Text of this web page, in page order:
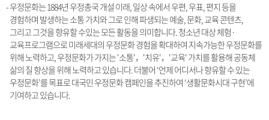
- 우정문화는 1884년 우정총국 개설 이래, 일상 속에서 우편, 우표, 편지 등을
경험하며 발생하는 소통 가치와 그로 인해 파생되는 예술, 문화, 교육 콘텐츠,
그리고 그것을 향유할 수있는 모든 활동을 의미합니다. 청소년 대상 체험·
교육프로그램으로 미래세대의 우정문화 경험을 확대하여 지속가능한 우정문화를
위해 노력하고, 우정문화가 가지는 '소통'，'치유'，'교육' 가치를 활용해 공동체
삶의 질 향상을 위해 노력하고 있습니다. 더불어 ‘언제 어디서나 향유할 수 있는
우정문화’를 목표로 대국민 우정문화 캠페인을 추진하여 ‘생활문화시대 구현’에
기여하고 있습니다.